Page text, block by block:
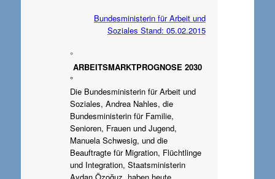
Bundesministerin für Arbeit und
Soziales Stand: 05.02.2015
°
ARBEITSMARKTPROGNOSE 2030
°
Die Bundesministerin für Arbeit und
Soziales, Andrea Nahles, die
Bundesministerin für Familie,
Senioren, Frauen und Jugend,
Manuela Schwesig, und die
Beauftragte für Migration, Flüchtlinge
und Integration, Staatsministerin